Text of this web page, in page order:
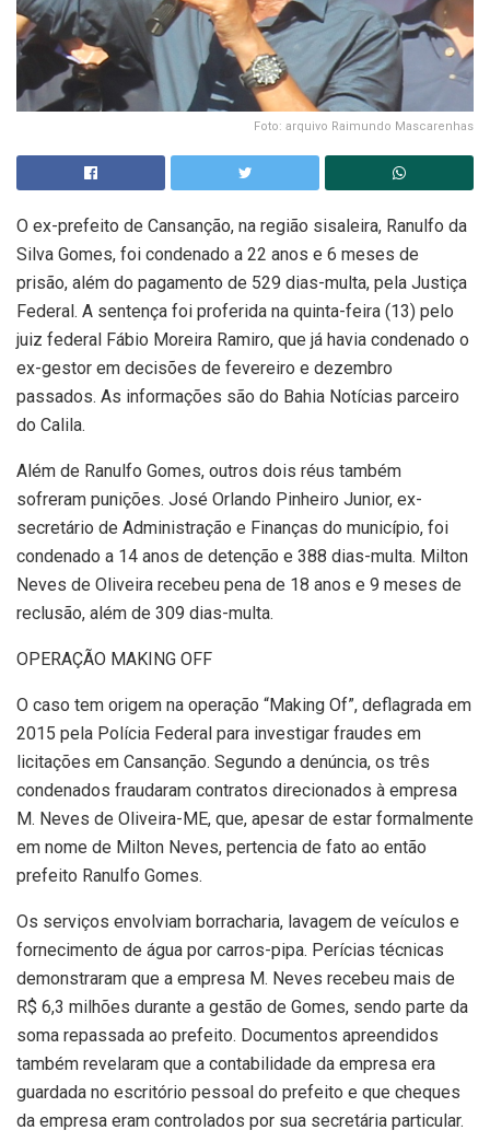
Foto: arquivo Raimundo Mascarenhas
O ex-prefeito de Cansanção, na região sisaleira, Ranulfo da
Silva Gomes, foi condenado a 22 anos e 6 meses de
prisão, além do pagamento de 529 dias-multa, pela Justiça
Federal. A sentença foi proferida na quinta-feira (13) pelo
juiz federal Fábio Moreira Ramiro, que já havia condenado o
ex-gestor em decisões de fevereiro e dezembro
passados. As informações são do Bahia Notícias parceiro
do Calila.
Além de Ranulfo Gomes, outros dois réus também
sofreram punições. José Orlando Pinheiro Junior, ex-
secretário de Administração e Finanças do município, foi
condenado a 14 anos de detenção e 388 dias-multa. Milton
Neves de Oliveira recebeu pena de 18 anos e 9 meses de
reclusão, além de 309 dias-multa.
OPERAÇÃO MAKING OFF
O caso tem origem na operação “Making Of”, deflagrada em
2015 pela Polícia Federal para investigar fraudes em
licitações em Cansanção. Segundo a denúncia, os três
condenados fraudaram contratos direcionados à empresa
M. Neves de Oliveira-ME, que, apesar de estar formalmente
em nome de Milton Neves, pertencia de fato ao então
prefeito Ranulfo Gomes.
Os serviços envolviam borracharia, lavagem de veículos e
fornecimento de água por carros-pipa. Perícias técnicas
demonstraram que a empresa M. Neves recebeu mais de
R$ 6,3 milhões durante a gestão de Gomes, sendo parte da
soma repassada ao prefeito. Documentos apreendidos
também revelaram que a contabilidade da empresa era
guardada no escritório pessoal do prefeito e que cheques
da empresa eram controlados por sua secretária particular.